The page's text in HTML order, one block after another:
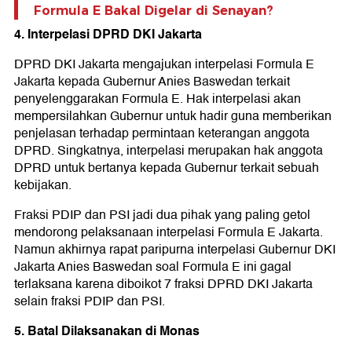
Formula E Bakal Digelar di Senayan?
4. Interpelasi DPRD DKI Jakarta
DPRD DKI Jakarta mengajukan interpelasi Formula E
Jakarta kepada Gubernur Anies Baswedan terkait
penyelenggarakan Formula E. Hak interpelasi akan
mempersilahkan Gubernur untuk hadir guna memberikan
penjelasan terhadap permintaan keterangan anggota
DPRD. Singkatnya, interpelasi merupakan hak anggota
DPRD untuk bertanya kepada Gubernur terkait sebuah
kebijakan.
Fraksi PDIP dan PSI jadi dua pihak yang paling getol
mendorong pelaksanaan interpelasi Formula E Jakarta.
Namun akhirnya rapat paripurna interpelasi Gubernur DKI
Jakarta Anies Baswedan soal Formula E ini gagal
terlaksana karena diboikot 7 fraksi DPRD DKI Jakarta
selain fraksi PDIP dan PSI.
5. Batal Dilaksanakan di Monas